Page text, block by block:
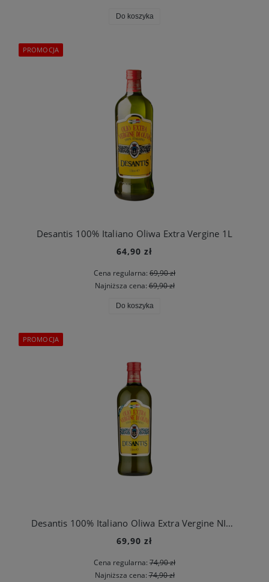
Do koszyka
Desantis 100% Italiano Oliwa Extra Vergine 1L
64,90 zł
Cena regularna: 69,90 zł
Najniższa cena:69,90 zł
Do koszyka
PROMOCJA
Desantis 100% Italiano Oliwa Extra Vergine NIEFILTROWANA 1L
69,90 zł
Cena regularna: 74,90 zł
Najniższa cena:74,90 zł
PROMOCJA